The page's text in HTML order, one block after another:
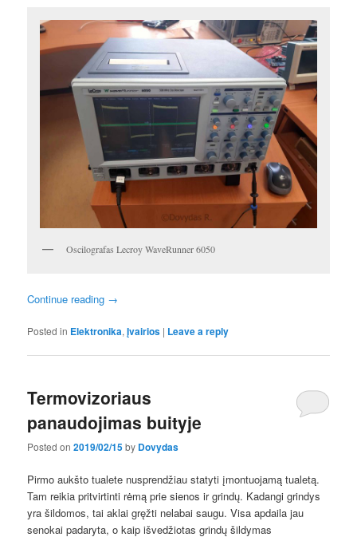
Oscilografas Lecroy WaveRunner 6050
Continue reading →
Posted in Elektronika,Įvairios | Leave a reply
Termovizoriaus
panaudojimas buityje
Posted on2019/02/15by Dovydas
Pirmo aukšto tualete nusprendžiau statyti įmontuojamą tualetą.
Tam reikia pritvirtinti rėmą prie sienos ir grindų. Kadangi grindys
yra šildomos, tai aklai gręžti nelabai saugu. Visa apdaila jau
senokai padaryta, o kaip išvedžiotas grindų šildymas